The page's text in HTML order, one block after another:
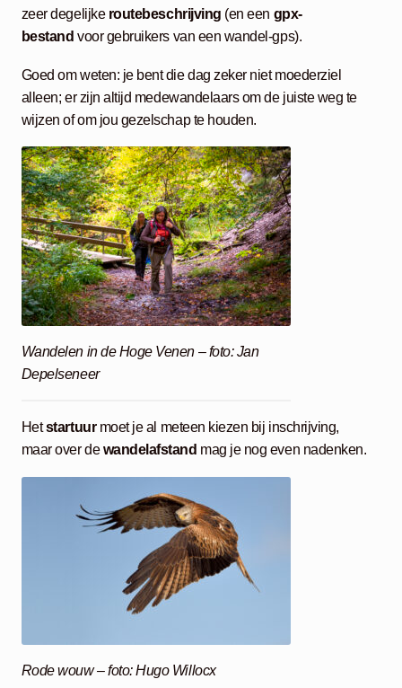
zeer degelijke routebeschrijving (en een gpx-
bestand voor gebruikers van een wandel-gps).
Goed om weten: je bent die dag zeker niet moederziel
alleen; er zijn altijd medewandelaars om de juiste weg te
wijzen of om jou gezelschap te houden.
Wandelen in de Hoge Venen – foto: Jan
Depelseneer
Hetstartuurmoet je al meteen kiezen bij inschrijving,
maar over dewandelafstand mag je nog even nadenken.
Rode wouw – foto: Hugo Willocx